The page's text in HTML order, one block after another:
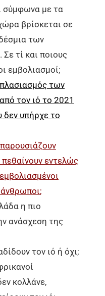
σύμφωνα με τα
βρίσκεται σε
των
τί και ποιους
εμβολιασμοί;
των
τον ιό το 2021
δεν υπήρχε το
εντελώς
άνθρωποι;
η πιο
ανάσχεση της
τον ιό ή όχι;
κολλάνε,